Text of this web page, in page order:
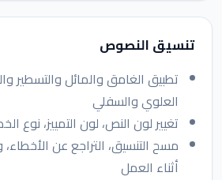
تنسيق النصوص
تطبيق الغامق والمائل والتسطير
العلوي والسفلي
تغيير لون النص، لون التمييز، نوع
مسح التنسيق، التراجع عن الأخطاء،
أثناء العمل